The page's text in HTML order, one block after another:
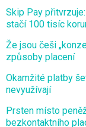
Skip Pay
stačí 100 tisíc
Že jsou češi
způsoby placení
Okamžité platby
nevyužívají
Prsten místo
bezkontaktního